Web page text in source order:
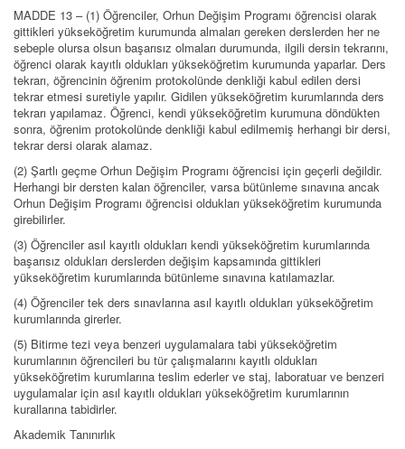
MADDE 13 – (1) Öğrenciler, Orhun Değişim Programı öğrencisi olarak
gittikleri yükseköğretim kurumunda almaları gereken derslerden her ne
sebeple olursa olsun başarısız olmaları durumunda, ilgili dersin tekrarını,
öğrenci olarak kayıtlı oldukları yükseköğretim kurumunda yaparlar. Ders
tekrarı, öğrencinin öğrenim protokolünde denkliği kabul edilen dersi
tekrar etmesi suretiyle yapılır. Gidilen yükseköğretim kurumlarında ders
tekrarı yapılamaz. Öğrenci, kendi yükseköğretim kurumuna döndükten
sonra, öğrenim protokolünde denkliği kabul edilmemiş herhangi bir dersi,
tekrar dersi olarak alamaz.
(2) Şartlı geçme Orhun Değişim Programı öğrencisi için geçerli değildir.
Herhangi bir dersten kalan öğrenciler, varsa bütünleme sınavına ancak
Orhun Değişim Programı öğrencisi oldukları yükseköğretim kurumunda
girebilirler.
(3) Öğrenciler asıl kayıtlı oldukları kendi yükseköğretim kurumlarında
başarısız oldukları derslerden değişim kapsamında gittikleri
yükseköğretim kurumlarında bütünleme sınavına katılamazlar.
(4) Öğrenciler tek ders sınavlarına asıl kayıtlı oldukları yükseköğretim
kurumlarında girerler.
(5) Bitirme tezi veya benzeri uygulamalara tabi yükseköğretim
kurumlarının öğrencileri bu tür çalışmalarını kayıtlı oldukları
yükseköğretim kurumlarına teslim ederler ve staj, laboratuar ve benzeri
uygulamalar için asıl kayıtlı oldukları yükseköğretim kurumlarının
kurallarına tabidirler.
Akademik Tanınırlık